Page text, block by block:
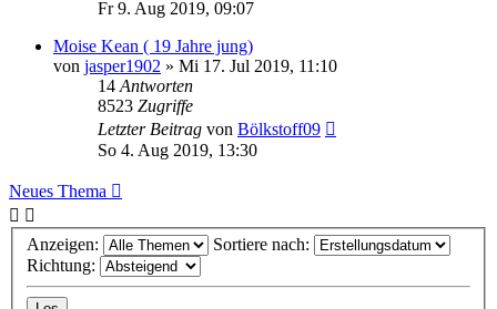
Fr 9. Aug 2019, 09:07
Moise Kean ( 19 Jahre jung)
von jasper1902 » Mi 17. Jul 2019, 11:10
14 Antworten
8523 Zugriffe
Letzter Beitrag von Bölkstoff09
So 4. Aug 2019, 13:30
Neues Thema
Anzeigen:
Sortiere nach:
Richtung: